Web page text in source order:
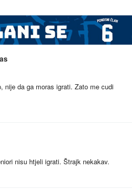
nije da ga moras igrati. Zato me cudi
nisu htjeli igrati. Štrajk nekakav.